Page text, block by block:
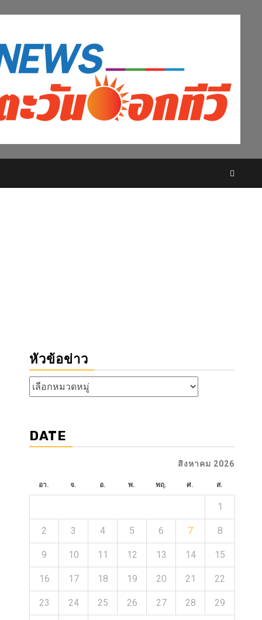
หัวข้อข่าว
หัวข้อ
ข่าว
DATE
สิงหาคม 2026
อา. จ. อ. พ. พฤ. ศ. ส.
1
2 3 4 5 6 7 8
9 10 11 12 13 14 15
16 17 18 19 20 21 22
23 24 25 26 27 28 29